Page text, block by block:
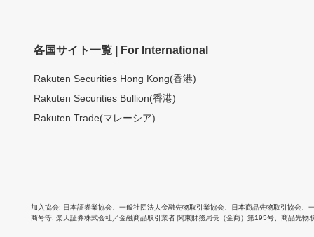
各国サイト一覧 | For International
Rakuten Securities Hong Kong(香港)
Rakuten Securities Bullion(香港)
Rakuten Trade(マレーシア)
加入協会 日本証券業協会 一般社団法人金融先物取引業協会 日本商品先物取引協会
商号等 楽天証券株式会社／金融商品取引業者 関東財務局長（金商）第195号、商品先物